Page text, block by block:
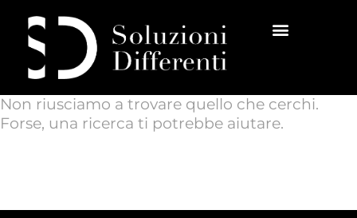
Non riusciamo a trovare quello che cerchi.
Forse, una ricerca ti potrebbe aiutare.